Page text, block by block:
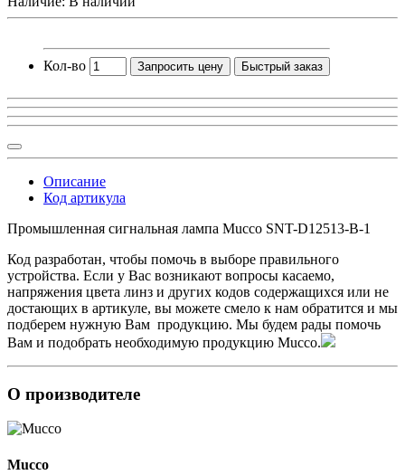
Кол-во Запросить цену Быстрый заказ
Описание
Код артикула
Промышленная сигнальная лампа Mucco SNT-D12513-B-1
Код разработан, чтобы помочь в выборе правильного
устройства. Если у Вас возникают вопросы касаемо,
напряжения цвета линз и других кодов содержащихся или не
достающих в артикуле, вы можете смело к нам обратится и мы
подберем нужную Вам продукцию. Мы будем рады помочь
Вам и подобрать необходимую продукцию Mucco.
О производителе
Mucco